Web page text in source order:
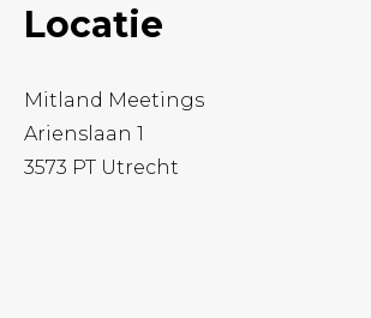
Locatie
Mitland Meetings
Arienslaan 1
3573 PT Utrecht